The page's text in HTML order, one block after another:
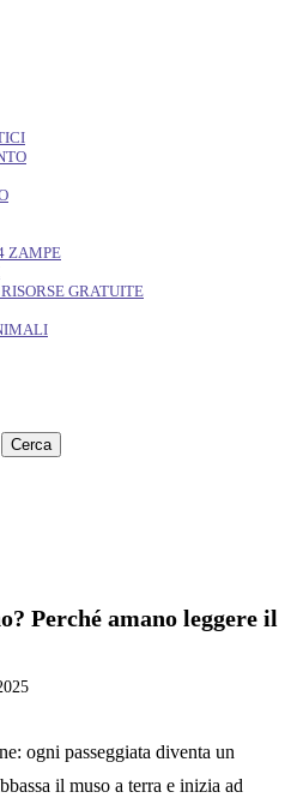
ZAMPE
GRATUITE
Cerca
Perché amano leggere il
ogni passeggiata diventa un
il muso a terra e inizia ad